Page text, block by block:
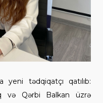
yeni tədqiqatçı qatılıb:
və Qərbi Balkan üzrə